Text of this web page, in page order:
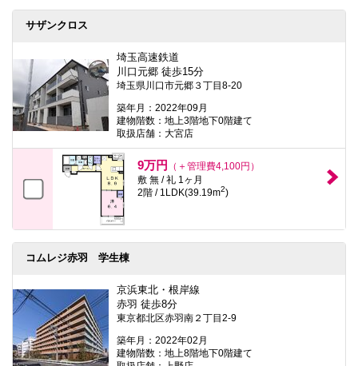
サザンクロス
埼玉高速鉄道
川口元郷 徒歩15分
埼玉県川口市元郷３丁目8-20
築年月：2022年09月
建物階数：地上3階地下0階建て
取扱店舗：大宮店
9万円
（＋管理費4,100円）
敷 無 / 礼 1ヶ月
2階 / 1LDK(39.19m2)
コムレジ赤羽 学生棟
京浜東北・根岸線
赤羽 徒歩8分
東京都北区赤羽南２丁目2-9
築年月：2022年02月
建物階数：地上8階地下0階建て